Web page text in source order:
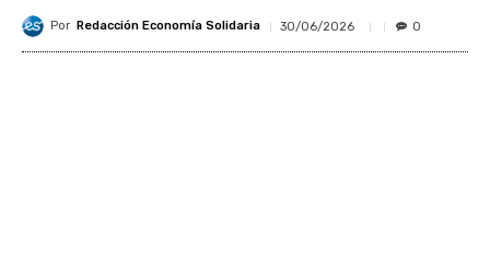
Por Redacción Economía Solidaria 30/06/2026 0